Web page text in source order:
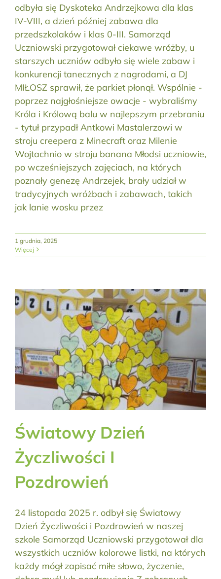
odbyła się Dyskoteka Andrzejkowa dla klas
IV-VIII, a dzień później zabawa dla
przedszkolaków i klas 0-III. Samorząd
Uczniowski przygotował ciekawe wróżby, u
starszych uczniów odbyło się wiele zabaw i
konkurencji tanecznych z nagrodami, a DJ
MIŁOSZ sprawił, że parkiet płonął. Wspólnie -
poprzez najgłośniejsze owacje - wybraliśmy
Króla i Królową balu w najlepszym przebraniu
- tytuł przypadł Antkowi Mastalerzowi w
stroju creepera z Minecraft oraz Milenie
Wojtachnio w stroju banana Młodsi uczniowie,
po wcześniejszych zajęciach, na których
poznały genezę Andrzejek, brały udział w
tradycyjnych wróżbach i zabawach, takich
jak lanie wosku przez
1 grudnia, 2025
Więcej
Światowy Dzień
Życzliwości I
Pozdrowień
24 listopada 2025 r. odbył się Światowy
Dzień Życzliwości i Pozdrowień w naszej
szkole Samorząd Uczniowski przygotował dla
wszystkich uczniów kolorowe listki, na których
każdy mógł zapisać miłe słowo, życzenie,